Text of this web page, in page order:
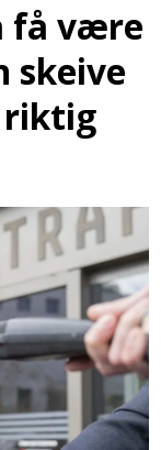
få være
skeive
riktig